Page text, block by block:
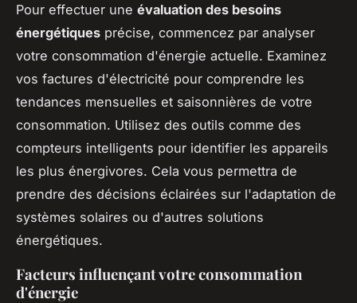
Pour effectuer une évaluation des besoins
énergétiques précise, commencez par analyser
votre consommation d'énergie actuelle. Examinez
vos factures d'électricité pour comprendre les
tendances mensuelles et saisonnières de votre
consommation. Utilisez des outils comme des
compteurs intelligents pour identifier les appareils
les plus énergivores. Cela vous permettra de
prendre des décisions éclairées sur l'adaptation de
systèmes solaires ou d'autres solutions
énergétiques.
Facteurs influençant votre consommation
d'énergie